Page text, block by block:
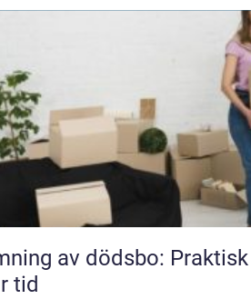
av dödsbo:
tid